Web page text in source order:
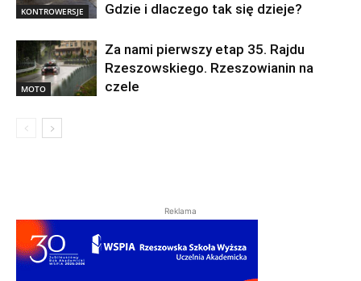
KONTROWERSJE
Gdzie i dlaczego tak się dzieje?
MOTO
Za nami pierwszy etap 35. Rajdu
Rzeszowskiego. Rzeszowianin na
czele
Reklama